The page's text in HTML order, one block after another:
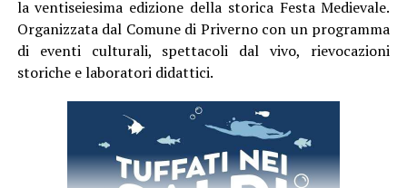
la ventiseiesima edizione della storica Festa Medievale.
Organizzata dal Comune di Priverno con un programma
di eventi culturali, spettacoli dal vivo, rievocazioni
storiche e laboratori didattici.